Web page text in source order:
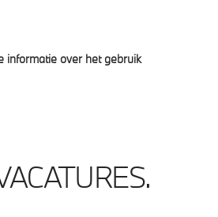
informatie over het gebruik
BMW Financial Services